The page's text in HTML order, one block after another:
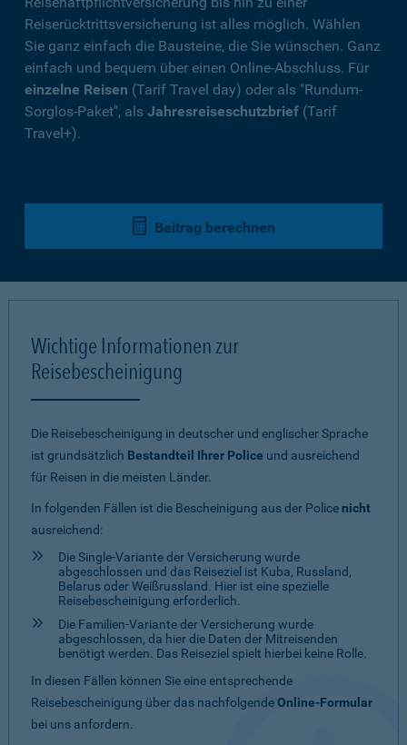
Reiserücktrittsversicherung ist alles möglich. Wählen
Sie ganz einfach die Bausteine, die Sie wünschen. Ganz
einfach und bequem über einen Online-Abschluss. Für
einzelne Reisen (Tarif Travel day) oder als "Rundum-
Sorglos-Paket", als Jahresreiseschutzbrief (Tarif
Travel+).
Beitrag berechnen
Wichtige Informationen zur
Reisebescheinigung
Die Reisebescheinigung in deutscher und englischer Sprache
ist grundsätzlich Bestandteil Ihrer Police und ausreichend
für Reisen in die meisten Länder.
In folgenden Fällen ist die Bescheinigung aus der Police nicht
ausreichend:
Die Single-Variante der Versicherung wurde
abgeschlossen und das Reiseziel ist Kuba, Russland,
Belarus oder Weißrussland. Hier ist eine spezielle
Reisebescheinigung erforderlich.
Die Familien-Variante der Versicherung wurde
abgeschlossen, da hier die Daten der Mitreisenden
benötigt werden. Das Reiseziel spielt hierbei keine Rolle.
In diesen Fällen können Sie eine entsprechende
Reisebescheinigung über das nachfolgendeOnline-Formular
bei uns anfordern.